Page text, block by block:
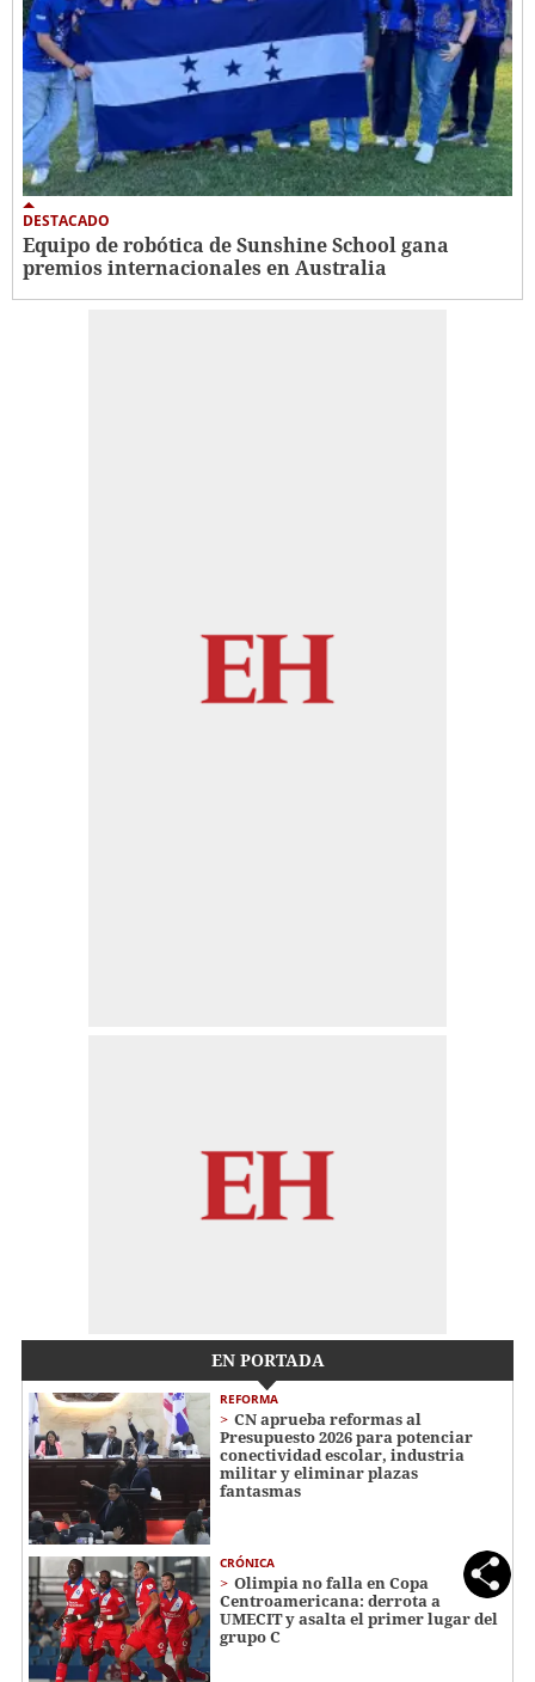
DESTACADO
Equipo de robótica de Sunshine School gana
premios internacionales en Australia
EN PORTADA
REFORMA
CN aprueba reformas al
Presupuesto 2026 para potenciar
conectividad escolar, industria
militar y eliminar plazas
fantasmas
CRÓNICA
Olimpia no falla en Copa
Centroamericana: derrota a
UMECIT y asalta el primer lugar del
grupo C